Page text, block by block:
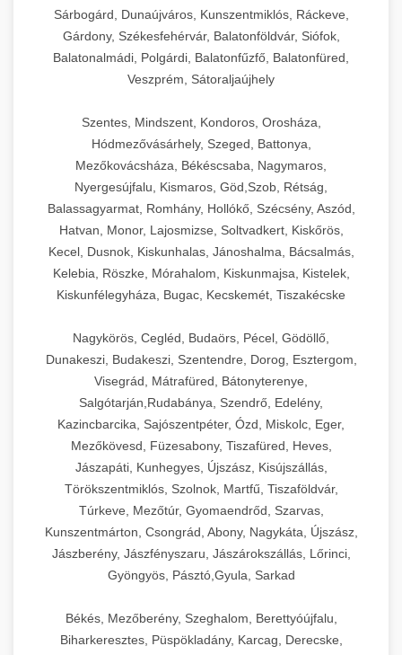
Sárbogárd, Dunaújváros, Kunszentmiklós, Ráckeve,
Gárdony, Székesfehérvár, Balatonföldvár, Siófok,
Balatonalmádi, Polgárdi, Balatonfűzfő, Balatonfüred,
Veszprém, Sátoraljaújhely
Szentes, Mindszent, Kondoros, Orosháza,
Hódmezővásárhely, Szeged, Battonya,
Mezőkovácsháza, Békéscsaba, Nagymaros,
Nyergesújfalu, Kismaros, Göd,Szob, Rétság,
Balassagyarmat, Romhány, Hollókő, Szécsény, Aszód,
Hatvan, Monor, Lajosmizse, Soltvadkert, Kiskőrös,
Kecel, Dusnok, Kiskunhalas, Jánoshalma, Bácsalmás,
Kelebia, Röszke, Mórahalom, Kiskunmajsa, Kistelek,
Kiskunfélegyháza, Bugac, Kecskemét, Tiszakécske
Nagykörös, Cegléd, Budaörs, Pécel, Gödöllő,
Dunakeszi, Budakeszi, Szentendre, Dorog, Esztergom,
Visegrád, Mátrafüred, Bátonyterenye,
Salgótarján,Rudabánya, Szendrő, Edelény,
Kazincbarcika, Sajószentpéter, Ózd, Miskolc, Eger,
Mezőkövesd, Füzesabony, Tiszafüred, Heves,
Jászapáti, Kunhegyes, Újszász, Kisújszállás,
Törökszentmiklós, Szolnok, Martfű, Tiszaföldvár,
Túrkeve, Mezőtúr, Gyomaendrőd, Szarvas,
Kunszentmárton, Csongrád, Abony, Nagykáta, Újszász,
Jászberény, Jászfényszaru, Jászárokszállás, Lőrinci,
Gyöngyös, Pásztó,Gyula, Sarkad
Békés, Mezőberény, Szeghalom, Berettyóújfalu,
Biharkeresztes, Püspökladány, Karcag, Derecske,